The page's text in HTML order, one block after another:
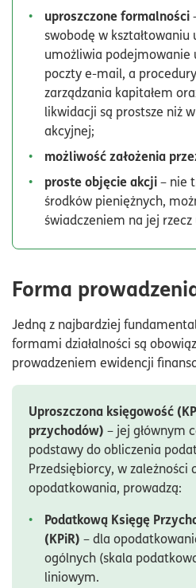
uproszczone formalności
swobodę w kształtowaniu
umożliwia podejmowanie
poczty e-mail, a
zarządzania kapitałem
likwidacji są prostsze niż
akcyjnej;
możliwość założenia
proste objęcie akcji– nie
środków pieniężnych,
świadczeniem na jej rzecz
Forma
Jedną z najbardziej
formami działalności są
prowadzeniem ewidencji
Uproszczona księgowość
przychodów) – jej głównym
podstawy do obliczenia
Przedsiębiorcy, w
opodatkowania, prowadzą:
Podatkową Księgę
(KPiR) – dla
ogólnych (skala
liniowym.